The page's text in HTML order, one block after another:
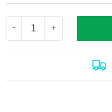
- +